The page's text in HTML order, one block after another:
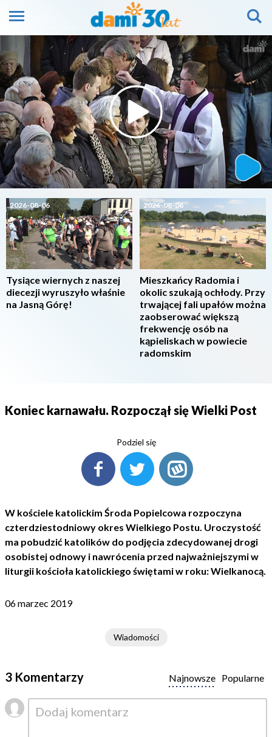
2026-08-06
Tysiące wiernych z naszej
diecezji wyruszyło właśnie
na Jasną Górę!
2026-08-06
Mieszkańcy Radomia i
okolic szukają ochłody. Przy
trwającej fali upałów można
zaobserować większą
frekwencję osób na
kąpieliskach w powiecie
radomskim
Koniec karnawału. Rozpoczął się Wielki Post
Podziel się
W kościele katolickim Środa Popielcowa rozpoczyna
czterdziestodniowy okres Wielkiego Postu. Uroczystość
ma pobudzić katolików do podjęcia zdecydowanej drogi
osobistej odnowy i nawrócenia przed najważniejszymi w
liturgii kościoła katolickiego świętami w roku: Wielkanocą.
06 marzec 2019
Wiadomości
3 Komentarzy Popularne
Najnowsze